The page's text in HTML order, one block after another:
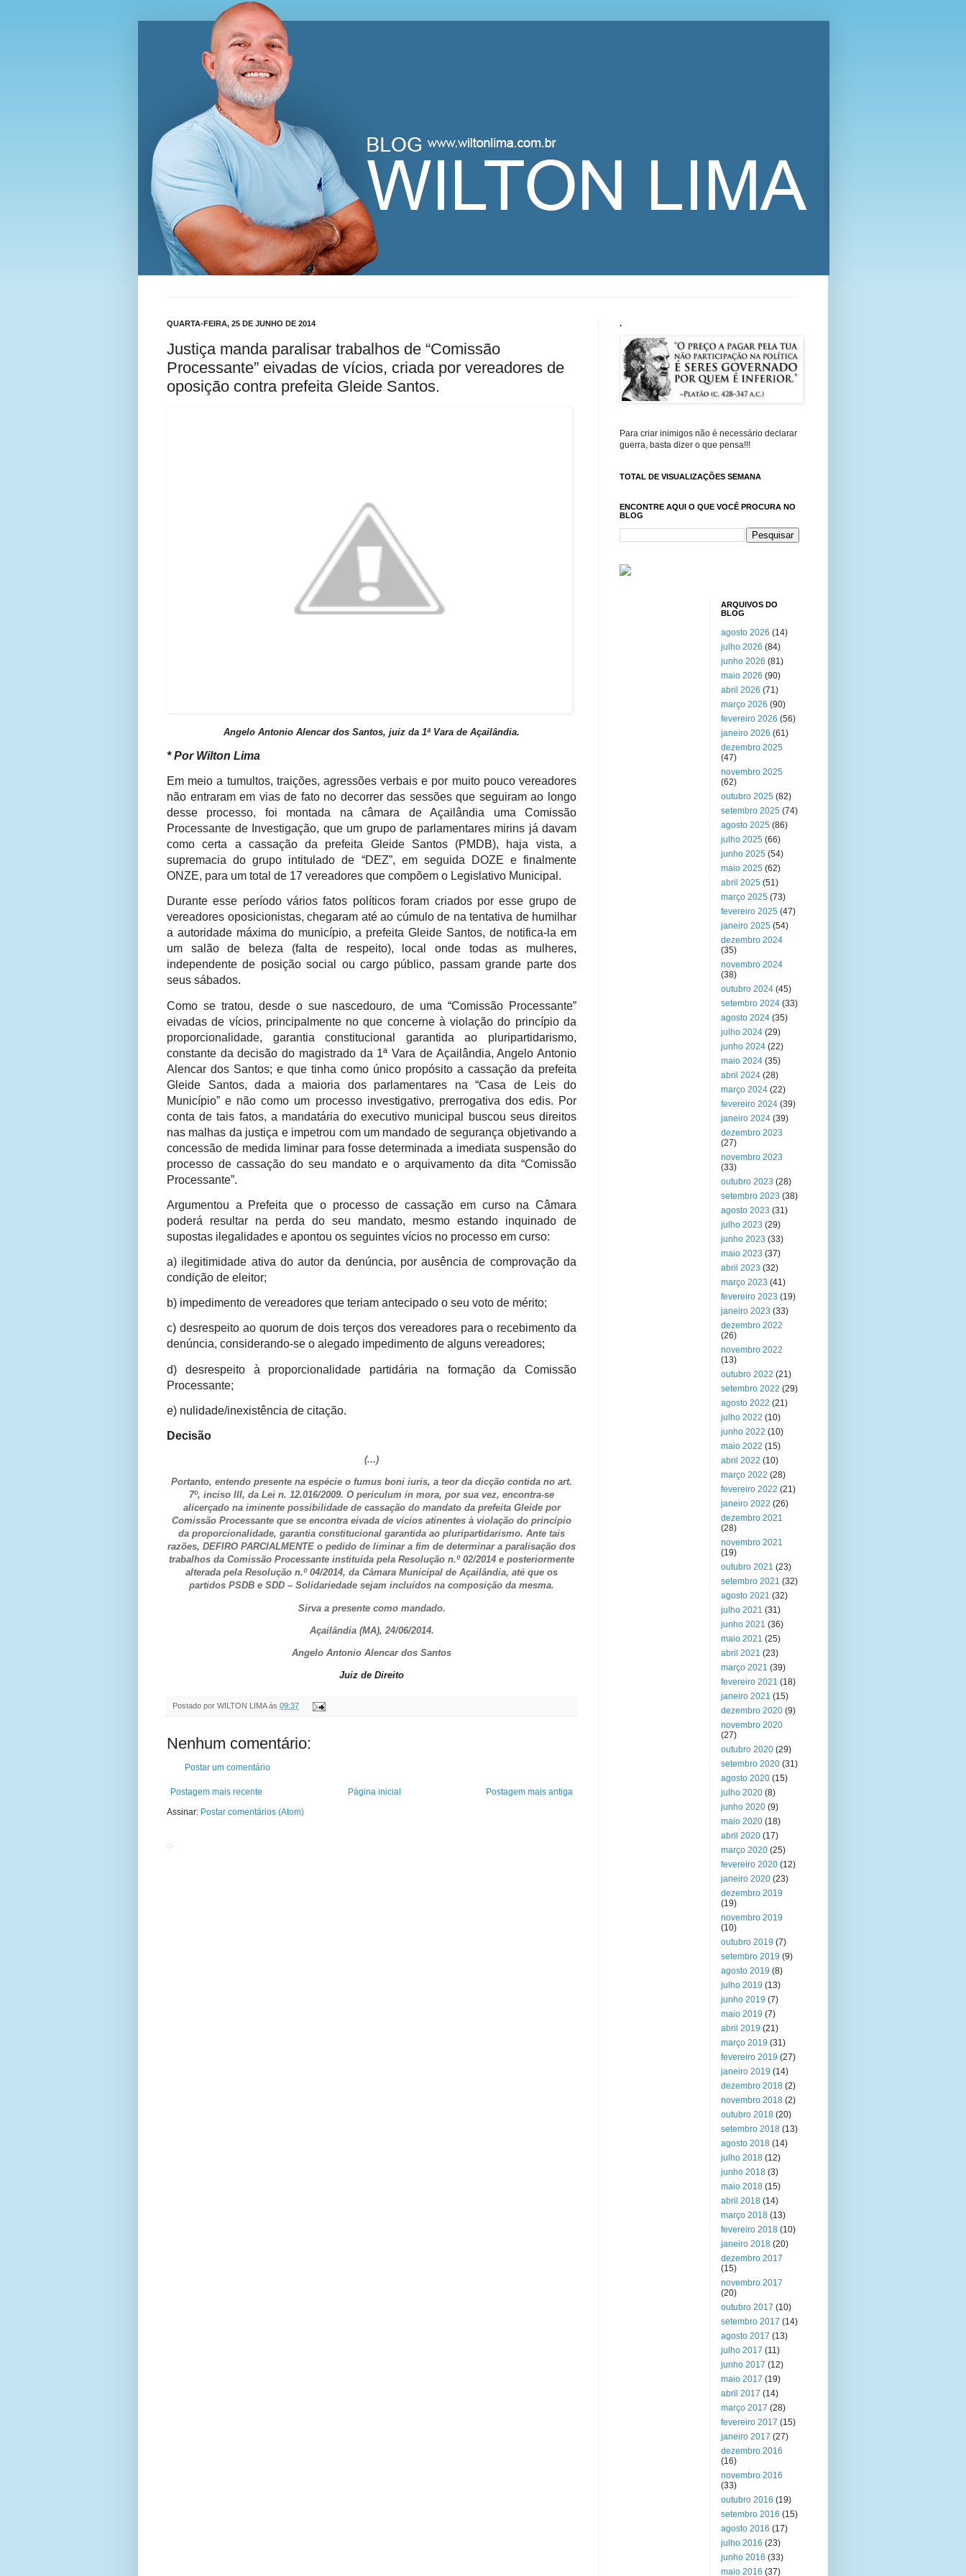
Blog Wilton Lima
QUARTA-FEIRA, 25 DE JUNHO DE 2014
Justiça manda paralisar trabalhos de “Comissão
Processante” eivadas de vícios, criada por vereadores de
oposição contra prefeita Gleide Santos.
Angelo Antonio Alencar dos Santos, juiz da 1ª Vara de Açailândia.
* Por Wilton Lima
Em meio a tumultos, traições, agressões verbais e por muito pouco vereadores
não entraram em vias de fato no decorrer das sessões que seguiram ao longo
desse processo, foi montada na câmara de Açailândia uma Comissão
Processante de Investigação, que um grupo de parlamentares mirins já davam
como certa a cassação da prefeita Gleide Santos (PMDB), haja vista, a
supremacia do grupo intitulado de “DEZ”, em seguida DOZE e finalmente
ONZE, para um total de 17 vereadores que compõem o Legislativo Municipal.
Durante esse período vários fatos políticos foram criados por esse grupo de
vereadores oposicionistas, chegaram até ao cúmulo de na tentativa de humilhar
a autoridade máxima do município, a prefeita Gleide Santos, de notifica-la em
um salão de beleza (falta de respeito), local onde todas as mulheres,
independente de posição social ou cargo público, passam grande parte dos
seus sábados.
Como se tratou, desde o sue nascedouro, de uma “Comissão Processante”
eivadas de vícios, principalmente no que concerne à violação do princípio da
proporcionalidade, garantia constitucional garantida ao pluripartidarismo,
constante da decisão do magistrado da 1ª Vara de Açailândia, Angelo Antonio
Alencar dos Santos; e que tinha como único propósito a cassação da prefeita
Gleide Santos, dada a maioria dos parlamentares na “Casa de Leis do
Município” e não como um processo investigativo, prerrogativa dos edis. Por
conta de tais fatos, a mandatária do executivo municipal buscou seus direitos
nas malhas da justiça e impetrou com um mandado de segurança objetivando a
concessão de medida liminar para fosse determinada a imediata suspensão do
processo de cassação do seu mandato e o arquivamento da dita “Comissão
Processante”.
Argumentou a Prefeita que o processo de cassação em curso na Câmara
poderá resultar na perda do seu mandato, mesmo estando inquinado de
supostas ilegalidades e apontou os seguintes vícios no processo em curso:
a) ilegitimidade ativa do autor da denúncia, por ausência de comprovação da
condição de eleitor;
b) impedimento de vereadores que teriam antecipado o seu voto de mérito;
c) desrespeito ao quorum de dois terços dos vereadores para o recebimento da
denúncia, considerando-se o alegado impedimento de alguns vereadores;
d) desrespeito à proporcionalidade partidária na formação da Comissão
Processante;
e) nulidade/inexistência de citação.
Decisão
(...)
Portanto, entendo presente na espécie o fumus boni iuris, a teor da dicção contida no art.
7º, inciso III, da Lei n. 12.016/2009. O periculum in mora, por sua vez, encontra-se
alicerçado na iminente possibilidade de cassação do mandato da prefeita Gleide por
Comissão Processante que se encontra eivada de vícios atinentes à violação do princípio
da proporcionalidade, garantia constitucional garantida ao pluripartidarismo. Ante tais
razões, DEFIRO PARCIALMENTE o pedido de liminar a fim de determinar a paralisação dos
trabalhos da Comissão Processante instituída pela Resolução n.º 02/2014 e posteriormente
alterada pela Resolução n.º 04/2014, da Câmara Municipal de Açailândia, até que os
partidos PSDB e SDD – Solidariedade sejam incluídos na composição da mesma.
Sirva a presente como mandado.
Açailândia (MA), 24/06/2014.
Angelo Antonio Alencar dos Santos
Juiz de Direito
Postado por WILTON LIMA às 09:37
Nenhum comentário:
Postar um comentário
Postagem mais recente Postagem mais antiga
Página inicial
Assinar: Postar comentários (Atom)
.
Para criar inimigos não é necessário declarar
guerra, basta dizer o que pensa!!!
TOTAL DE VISUALIZAÇÕES SEMANA
ENCONTRE AQUI O QUE VOCÊ PROCURA NO
BLOG
ARQUIVOS DO
BLOG
agosto 2026 (14)
julho 2026 (84)
junho 2026 (81)
maio 2026 (90)
abril 2026 (71)
março 2026 (90)
fevereiro 2026 (56)
janeiro 2026 (61)
dezembro 2025
(47)
novembro 2025
(62)
outubro 2025 (82)
setembro 2025 (74)
agosto 2025 (86)
julho 2025 (66)
junho 2025 (54)
maio 2025 (62)
abril 2025 (51)
março 2025 (73)
fevereiro 2025 (47)
janeiro 2025 (54)
dezembro 2024
(35)
novembro 2024
(38)
outubro 2024 (45)
setembro 2024 (33)
agosto 2024 (35)
julho 2024 (29)
junho 2024 (22)
maio 2024 (35)
abril 2024 (28)
março 2024 (22)
fevereiro 2024 (39)
janeiro 2024 (39)
dezembro 2023
(27)
novembro 2023
(33)
outubro 2023 (28)
setembro 2023 (38)
agosto 2023 (31)
julho 2023 (29)
junho 2023 (33)
maio 2023 (37)
abril 2023 (32)
março 2023 (41)
fevereiro 2023 (19)
janeiro 2023 (33)
dezembro 2022
(26)
novembro 2022
(13)
outubro 2022 (21)
setembro 2022 (29)
agosto 2022 (21)
julho 2022 (10)
junho 2022 (10)
maio 2022 (15)
abril 2022 (10)
março 2022 (28)
fevereiro 2022 (21)
janeiro 2022 (26)
dezembro 2021
(28)
novembro 2021
(19)
outubro 2021 (23)
setembro 2021 (32)
agosto 2021 (32)
julho 2021 (31)
junho 2021 (36)
maio 2021 (25)
abril 2021 (23)
março 2021 (39)
fevereiro 2021 (18)
janeiro 2021 (15)
dezembro 2020 (9)
novembro 2020
(27)
outubro 2020 (29)
setembro 2020 (31)
agosto 2020 (15)
julho 2020 (8)
junho 2020 (9)
maio 2020 (18)
abril 2020 (17)
março 2020 (25)
fevereiro 2020 (12)
janeiro 2020 (23)
dezembro 2019
(19)
novembro 2019
(10)
outubro 2019 (7)
setembro 2019 (9)
agosto 2019 (8)
julho 2019 (13)
junho 2019 (7)
maio 2019 (7)
abril 2019 (21)
março 2019 (31)
fevereiro 2019 (27)
janeiro 2019 (14)
dezembro 2018 (2)
novembro 2018 (2)
outubro 2018 (20)
setembro 2018 (13)
agosto 2018 (14)
julho 2018 (12)
junho 2018 (3)
maio 2018 (15)
abril 2018 (14)
março 2018 (13)
fevereiro 2018 (10)
janeiro 2018 (20)
dezembro 2017
(15)
novembro 2017
(20)
outubro 2017 (10)
setembro 2017 (14)
agosto 2017 (13)
julho 2017 (11)
junho 2017 (12)
maio 2017 (19)
abril 2017 (14)
março 2017 (28)
fevereiro 2017 (15)
janeiro 2017 (27)
dezembro 2016
(16)
novembro 2016
(33)
outubro 2016 (19)
setembro 2016 (15)
agosto 2016 (17)
julho 2016 (23)
junho 2016 (33)
maio 2016 (37)